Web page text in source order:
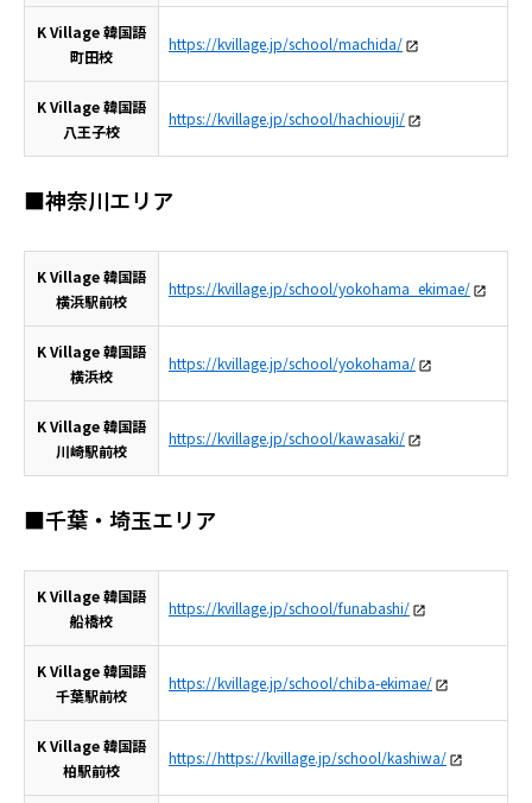
K Village 韓国語
町田校
https://kvillage.jp/school/machida/
K Village 韓国語
八王子校
https://kvillage.jp/school/hachiouji/
■神奈川エリア
K Village 韓国語
横浜駅前校
https://kvillage.jp/school/yokohama_ekimae/
K Village 韓国語
横浜校
https://kvillage.jp/school/yokohama/
K Village 韓国語
川崎駅前校
https://kvillage.jp/school/kawasaki/
■千葉・埼玉エリア
K Village 韓国語
船橋校
https://kvillage.jp/school/funabashi/
K Village 韓国語
千葉駅前校
https://kvillage.jp/school/chiba-ekimae/
K Village 韓国語
柏駅前校
https://https://kvillage.jp/school/kashiwa/